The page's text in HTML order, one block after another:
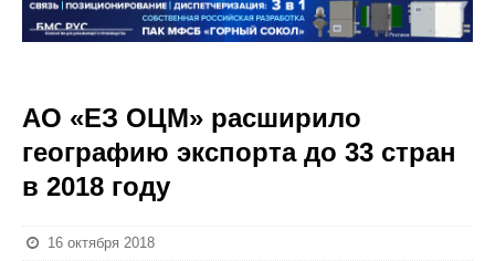
АО «ЕЗ ОЦМ» расширило
географию экспорта до 33 стран
в 2018 году
16 октября 2018